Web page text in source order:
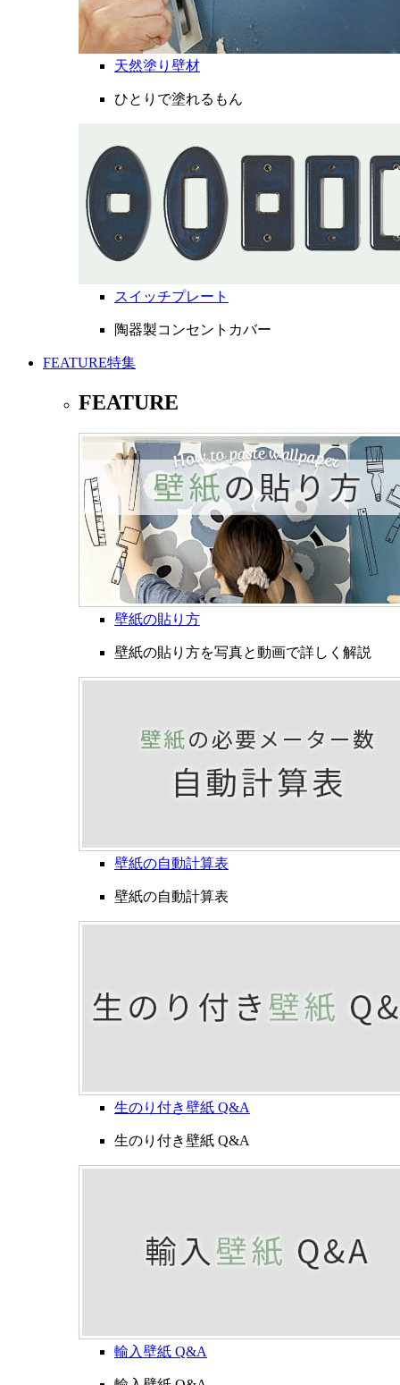
天然塗り壁材
ひとりで塗れるもん
スイッチプレート
陶器製コンセントカバー
FEATURE特集
FEATURE
壁紙の貼り方
壁紙の貼り方を写真と動画で詳しく解説
壁紙の自動計算表
壁紙の自動計算表
生のり付き壁紙 Q&A
生のり付き壁紙 Q&A
輸入壁紙 Q&A